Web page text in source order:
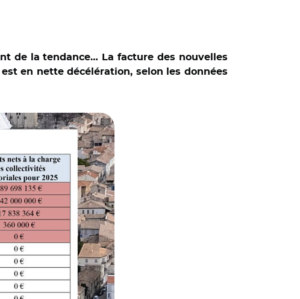
de la tendance… La facture des nouvelles
en nette décélération, selon les données